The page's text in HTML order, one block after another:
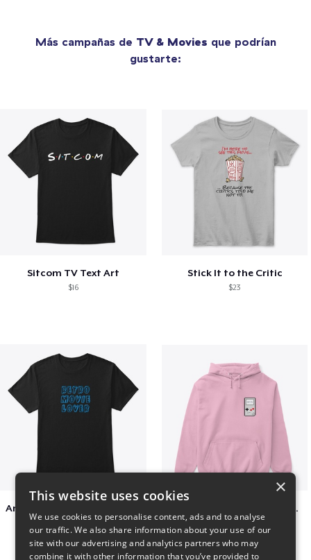
Más campañas de TV & Movies que podrían
gustarte:
Sitcom TV Text Art
$16
Stick It to the Critic
$23
Persian Cat watching Cats TV
×
This website uses cookies
We use cookies to personalise content, ads and to analyse
our traffic. We also share information about your use of our
site with our advertising and analytics partners who may
combine it with other information that you’ve provided to